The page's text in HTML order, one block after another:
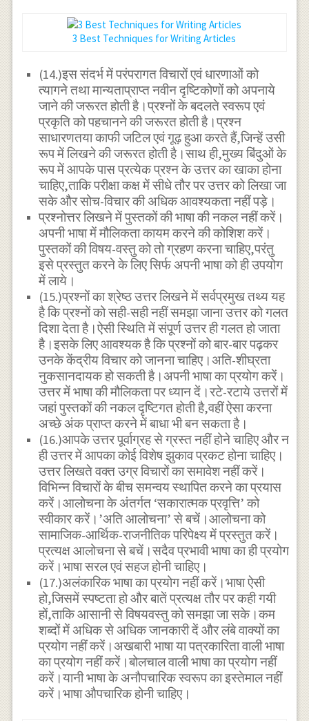
3 Best Techniques for Writing Articles
(14.)इस संदर्भ में परंपरागत विचारों एवं धारणाओं को
त्यागने तथा मान्यताप्राप्त नवीन दृष्टिकोणों को अपनाये
जाने की जरूरत होती है।प्रश्नों के बदलते स्वरूप एवं
प्रकृति को पहचानने की जरूरत होती है।प्रश्न
साधारणतया काफी जटिल एवं गूढ़ हुआ करते हैं,जिन्हें उसी
रूप में लिखने की जरूरत होती है।साथ ही,मुख्य बिंदुओं के
रूप में आपके पास प्रत्येक प्रश्न के उत्तर का खाका होना
चाहिए,ताकि परीक्षा कक्ष में सीधे तौर पर उत्तर को लिखा जा
सके और सोच-विचार की अधिक आवश्यकता नहीं पड़े।
प्रश्नोत्तर लिखने में पुस्तकों की भाषा की नकल नहीं करें।
अपनी भाषा में मौलिकता कायम करने की कोशिश करें।
पुस्तकों की विषय-वस्तु को तो ग्रहण करना चाहिए,परंतु
इसे प्रस्तुत करने के लिए सिर्फ अपनी भाषा को ही उपयोग
में लाये।
(15.)प्रश्नों का श्रेष्ठ उत्तर लिखने में सर्वप्रमुख तथ्य यह
है कि प्रश्नों को सही-सही नहीं समझा जाना उत्तर को गलत
दिशा देता है।ऐसी स्थिति में संपूर्ण उत्तर ही गलत हो जाता
है।इसके लिए आवश्यक है कि प्रश्नों को बार-बार पढ़कर
उनके केंद्रीय विचार को जानना चाहिए।अति-शीघ्रता
नुकसानदायक हो सकती है।अपनी भाषा का प्रयोग करें।
उत्तर में भाषा की मौलिकता पर ध्यान दें।रटे-रटाये उत्तरों में
जहां पुस्तकों की नकल दृष्टिगत होती है,वहीं ऐसा करना
अच्छे अंक प्राप्त करने में बाधा भी बन सकता है।
(16.)आपके उत्तर पूर्वाग्रह से ग्रस्त नहीं होने चाहिए और न
ही उत्तर में आपका कोई विशेष झुकाव प्रकट होना चाहिए।
उत्तर लिखते वक्त उग्र विचारों का समावेश नहीं करें।
विभिन्न विचारों के बीच समन्वय स्थापित करने का प्रयास
करें।आलोचना के अंतर्गत ‘सकारात्मक प्रवृत्ति’ को
स्वीकार करें।’अति आलोचना’ से बचें।आलोचना को
सामाजिक-आर्थिक-राजनीतिक परिपेक्ष्य में प्रस्तुत करें।
प्रत्यक्ष आलोचना से बचें।सदैव प्रभावी भाषा का ही प्रयोग
करें।भाषा सरल एवं सहज होनी चाहिए।
(17.)अलंकारिक भाषा का प्रयोग नहीं करें।भाषा ऐसी
हो,जिसमें स्पष्टता हो और बातें प्रत्यक्ष तौर पर कही गयी
हों,ताकि आसानी से विषयवस्तु को समझा जा सके।कम
शब्दों में अधिक से अधिक जानकारी दें और लंबे वाक्यों का
प्रयोग नहीं करें।अखबारी भाषा या पत्रकारिता वाली भाषा
का प्रयोग नहीं करें।बोलचाल वाली भाषा का प्रयोग नहीं
करें।यानी भाषा के अनौपचारिक स्वरूप का इस्तेमाल नहीं
करें।भाषा औपचारिक होनी चाहिए।